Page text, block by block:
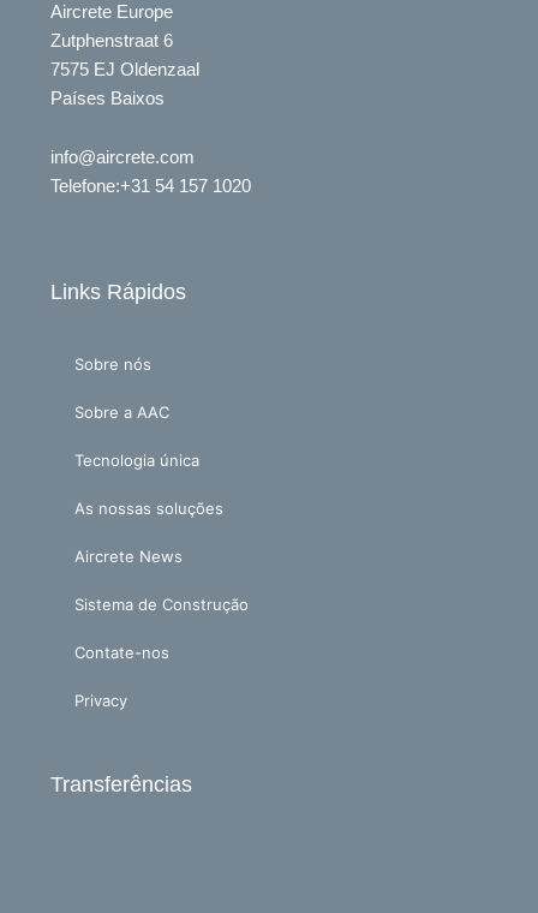
Aircrete Europe
Zutphenstraat 6
7575 EJ Oldenzaal
Países Baixos
info@aircrete.com
Telefone:+31 54 157 1020
Links Rápidos
Sobre nós
Sobre a AAC
Tecnologia única
As nossas soluções
Aircrete News
Sistema de Construção
Contate-nos
Privacy
Transferências